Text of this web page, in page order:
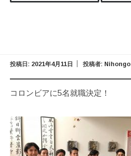
投稿日: 2021年4月11日 投稿者: Nihongo
コロンビアに5名就職決定！